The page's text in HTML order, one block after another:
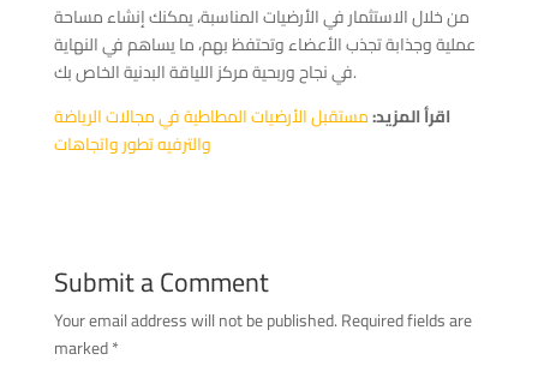
من خلال الاستثمار في الأرضيات المناسبة، يمكنك إنشاء مساحة
عملية وجذابة تجذب الأعضاء وتحتفظ بهم، ما يساهم في النهاية
في نجاح وربحية مركز اللياقة البدنية الخاص بك.
اقرأ المزيد:مستقبل الأرضيات المطاطية في مجالات الرياضة
والترفيه تطور واتجاهات
Submit a Comment
Your email address will not be published.Required fields are
marked*